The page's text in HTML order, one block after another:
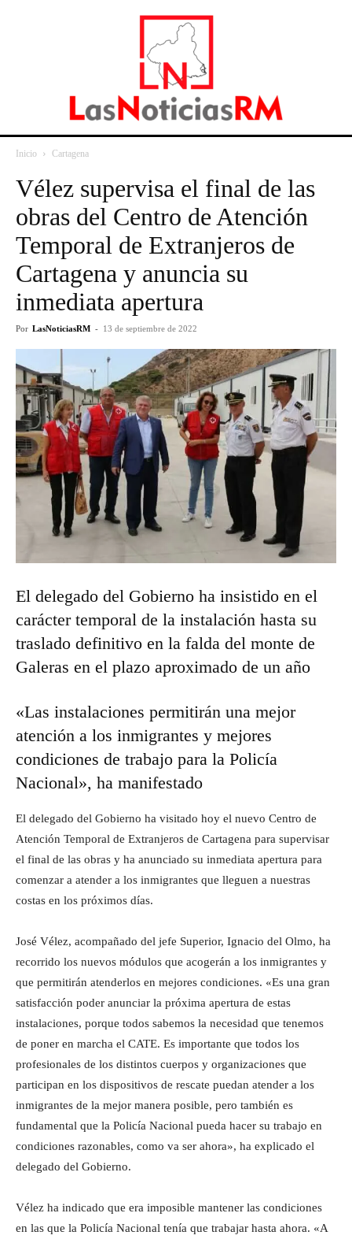
Inicio Cartagena
Vélez supervisa el final de las
obras del Centro de Atención
Temporal de Extranjeros de
Cartagena y anuncia su
inmediata apertura
Por LasNoticiasRM - 13 de septiembre de 2022
El delegado del Gobierno ha insistido en el
carácter temporal de la instalación hasta su
traslado definitivo en la falda del monte de
Galeras en el plazo aproximado de un año
«Las instalaciones permitirán una mejor
atención a los inmigrantes y mejores
condiciones de trabajo para la Policía
Nacional», ha manifestado
El delegado del Gobierno ha visitado hoy el nuevo Centro de
Atención Temporal de Extranjeros de Cartagena para supervisar
el final de las obras y ha anunciado su inmediata apertura para
comenzar a atender a los inmigrantes que lleguen a nuestras
costas en los próximos días.
José Vélez, acompañado del jefe Superior, Ignacio del Olmo, ha
recorrido los nuevos módulos que acogerán a los inmigrantes y
que permitirán atenderlos en mejores condiciones. «Es una gran
satisfacción poder anunciar la próxima apertura de estas
instalaciones, porque todos sabemos la necesidad que tenemos
de poner en marcha el CATE. Es importante que todos los
profesionales de los distintos cuerpos y organizaciones que
participan en los dispositivos de rescate puedan atender a los
inmigrantes de la mejor manera posible, pero también es
fundamental que la Policía Nacional pueda hacer su trabajo en
condiciones razonables, como va ser ahora», ha explicado el
delegado del Gobierno.
Vélez ha indicado que era imposible mantener las condiciones
en las que la Policía Nacional tenía que trabajar hasta ahora. «A